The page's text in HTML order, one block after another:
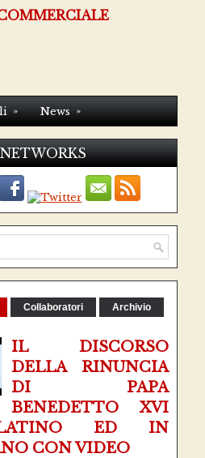
» News »
Collaboratori Archivio
IL DISCORSO
DELLA RINUNCIA
DI PAPA
BENEDETTO XVI
ED IN
CON VIDEO